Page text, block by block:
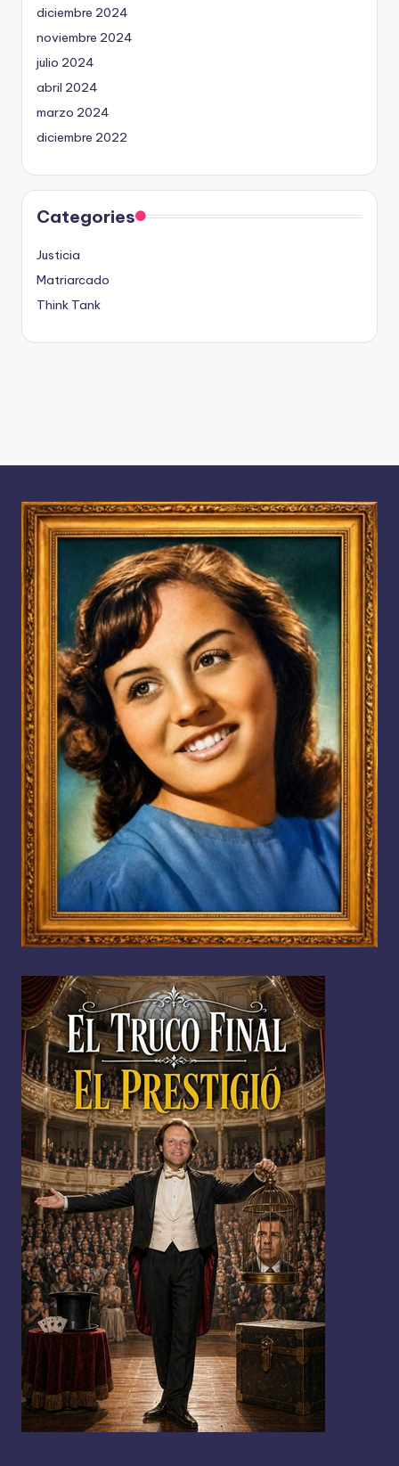
diciembre 2024
noviembre 2024
julio 2024
abril 2024
marzo 2024
diciembre 2022
Categories
Justicia
Matriarcado
Think Tank